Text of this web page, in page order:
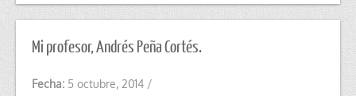
Mi profesor, Andrés Peña Cortés.
Fecha: 5 octubre, 2014 /